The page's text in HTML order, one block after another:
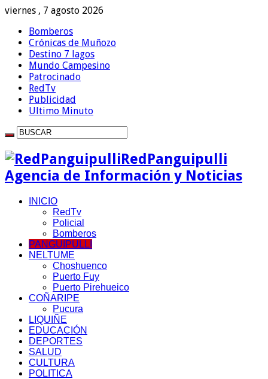
viernes , 7 agosto 2026
Bomberos
Crónicas de Muñozo
Destino 7 lagos
Mundo Campesino
Patrocinado
RedTv
Publicidad
Ultimo Minuto
RedPanguipulli
Agencia de Información y Noticias
INICIO
RedTv
Policial
Bomberos
PANGUIPULLI
NELTUME
Choshuenco
Puerto Fuy
Puerto Pirehueico
COÑARIPE
Pucura
LIQUIÑE
EDUCACIÓN
DEPORTES
SALUD
CULTURA
POLITICA